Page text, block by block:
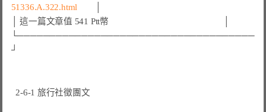
51336.A.322.html
│ 這一篇文章值 541 Ptt幣                                                   │
└─────────────────────────────────────
┘